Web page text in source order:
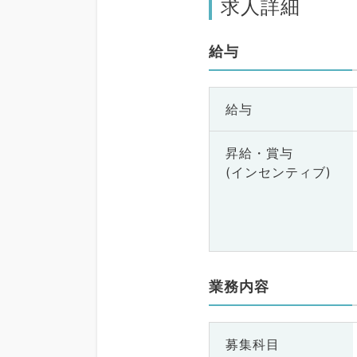
求人詳細
給与
給与
昇給・賞与
(インセンティブ)
業務内容
募集科目